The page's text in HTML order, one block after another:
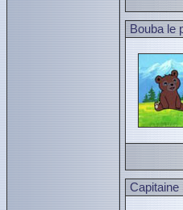
Bouba le
Capitaine